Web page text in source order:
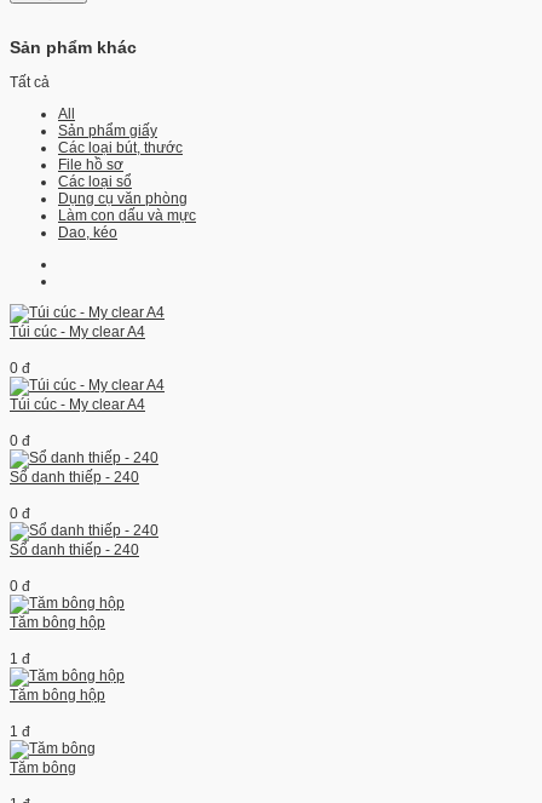
Sản phẩm khác
Tất cả
All
Sản phẩm giấy
Các loại bút, thước
File hồ sơ
Các loại sổ
Dụng cụ văn phòng
Làm con dấu và mực
Dao, kéo
Túi cúc - My clear A4
0 đ
Túi cúc - My clear A4
0 đ
Sổ danh thiếp - 240
0 đ
Sổ danh thiếp - 240
0 đ
Tăm bông hộp
1 đ
Tăm bông hộp
1 đ
Tăm bông